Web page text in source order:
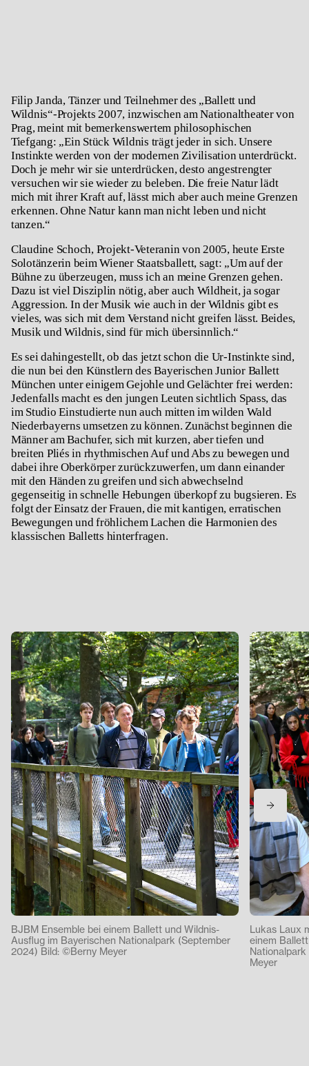
Filip Janda, Tänzer und Teilnehmer des „Ballett und
Wildnis“-Projekts 2007, inzwischen am Nationaltheater von
Prag, meint mit bemerkenswertem philosophischen
Tiefgang: „Ein Stück Wildnis trägt jeder in sich. Unsere
Instinkte werden von der modernen Zivilisation unterdrückt.
Doch je mehr wir sie unterdrücken, desto angestrengter
versuchen wir sie wieder zu beleben. Die freie Natur lädt
mich mit ihrer Kraft auf, lässt mich aber auch meine Grenzen
erkennen. Ohne Natur kann man nicht leben und nicht
tanzen.“
Claudine Schoch, Projekt-Veteranin von 2005, heute Erste
Solotänzerin beim Wiener Staatsballett, sagt: „Um auf der
Bühne zu überzeugen, muss ich an meine Grenzen gehen.
Dazu ist viel Disziplin nötig, aber auch Wildheit, ja sogar
Aggression. In der Musik wie auch in der Wildnis gibt es
vieles, was sich mit dem Verstand nicht greifen lässt. Beides,
Musik und Wildnis, sind für mich übersinnlich.“
Es sei dahingestellt, ob das jetzt schon die Ur-Instinkte sind,
die nun bei den Künstlern des Bayerischen Junior Ballett
München unter einigem Gejohle und Gelächter frei werden:
Jedenfalls macht es den jungen Leuten sichtlich Spass, das
im Studio Einstudierte nun auch mitten im wilden Wald
Niederbayerns umsetzen zu können. Zunächst beginnen die
Männer am Bachufer, sich mit kurzen, aber tiefen und
breiten Pliés in rhythmischen Auf und Abs zu bewegen und
dabei ihre Oberkörper zurückzuwerfen, um dann einander
mit den Händen zu greifen und sich abwechselnd
gegenseitig in schnelle Hebungen überkopf zu bugsieren. Es
folgt der Einsatz der Frauen, die mit kantigen, erratischen
Bewegungen und fröhlichem Lachen die Harmonien des
klassischen Balletts hinterfragen.
BJBM Ensemble bei einem Ballett und Wildnis-
Ausflug im Bayerischen Nationalpark (September
2024) Bild: ©Berny Meyer
Lukas Laux
einem
Meyer